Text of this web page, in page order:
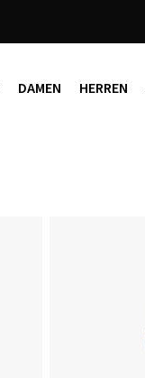
DAMEN HERREN